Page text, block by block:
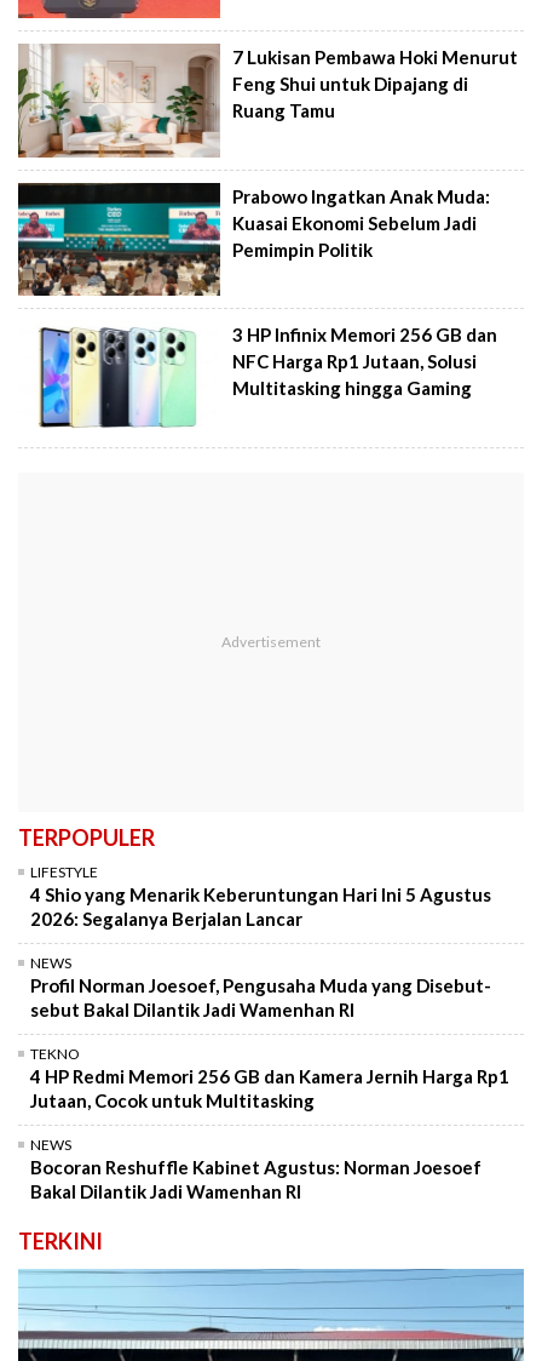
7 Lukisan Pembawa Hoki Menurut
Feng Shui untuk Dipajang di
Ruang Tamu
Prabowo Ingatkan Anak Muda:
Kuasai Ekonomi Sebelum Jadi
Pemimpin Politik
3 HP Infinix Memori 256 GB dan
NFC Harga Rp1 Jutaan, Solusi
Multitasking hingga Gaming
TERPOPULER
LIFESTYLE
4 Shio yang Menarik Keberuntungan Hari Ini 5 Agustus
2026: Segalanya Berjalan Lancar
NEWS
Profil Norman Joesoef, Pengusaha Muda yang Disebut-
sebut Bakal Dilantik Jadi Wamenhan RI
TEKNO
4 HP Redmi Memori 256 GB dan Kamera Jernih Harga Rp1
Jutaan, Cocok untuk Multitasking
NEWS
Bocoran Reshuffle Kabinet Agustus: Norman Joesoef
Bakal Dilantik Jadi Wamenhan RI
TERKINI